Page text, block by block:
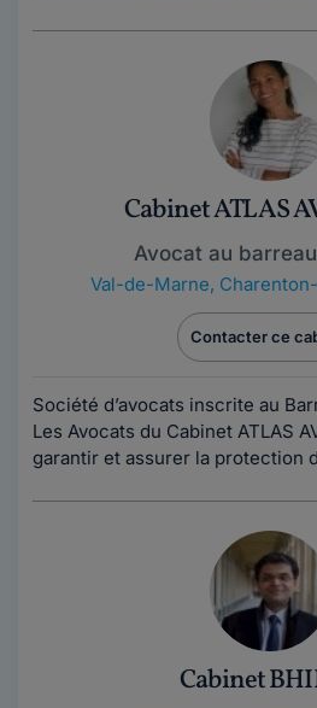
Cabinet ATLAS
Avocat au
Val-de-Marne,
Contacter ce
Société d’avocats inscrite au
Les Avocats du Cabinet ATLAS
garantir et assurer la protection
Cabinet